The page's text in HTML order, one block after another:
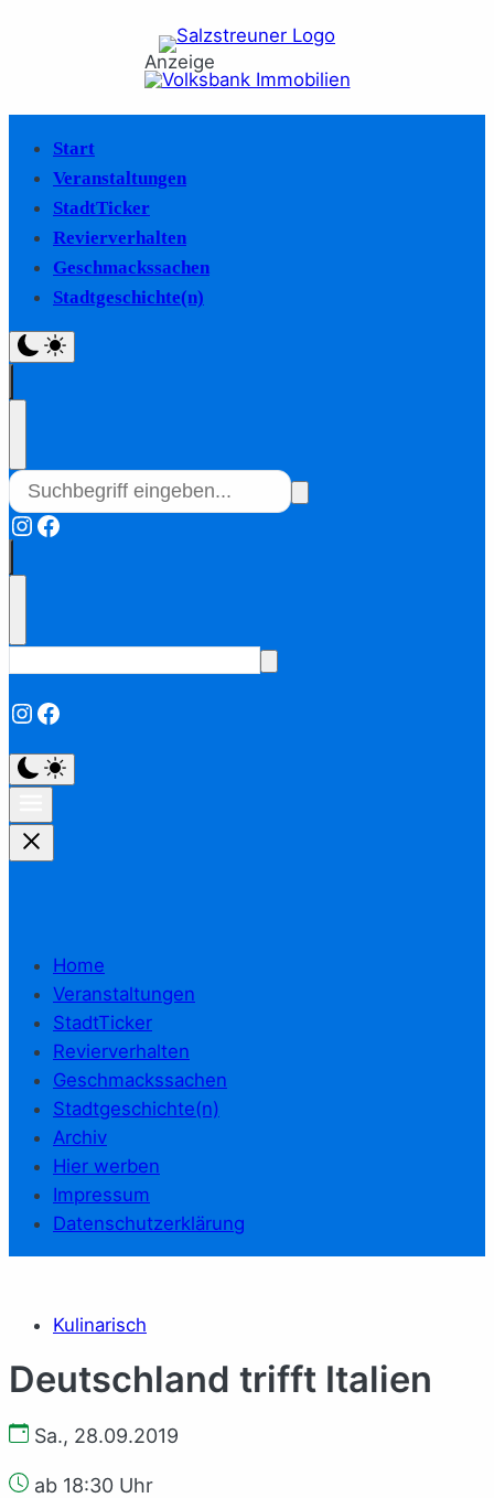
Anzeige
Start
Veranstaltungen
StadtTicker
Revierverhalten
Geschmackssachen
Stadtgeschichte(n)
Instagram
Facebook
Instagram
Facebook
Home
Veranstaltungen
StadtTicker
Revierverhalten
Geschmackssachen
Stadtgeschichte(n)
Archiv
Hier werben
Impressum
Datenschutzerklärung
Kulinarisch
Deutschland trifft Italien
Sa., 28.09.2019
ab 18:30 Uhr